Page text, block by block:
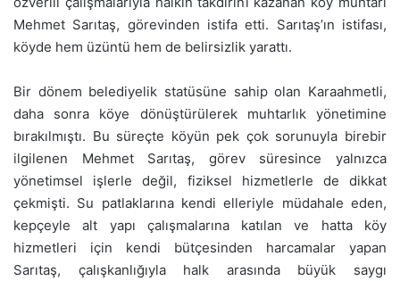
Mehmet Sarıtaş, görevinden istifa etti. Sarıtaş’ın istifası,
köyde hem üzüntü hem de belirsizlik yarattı.
Bir dönem belediyelik statüsüne sahip olan Karaahmetli,
daha sonra köye dönüştürülerek muhtarlık yönetimine
bırakılmıştı. Bu süreçte köyün pek çok sorunuyla birebir
ilgilenen Mehmet Sarıtaş, görev süresince yalnızca
yönetimsel işlerle değil, fiziksel hizmetlerle de dikkat
çekmişti. Su patlaklarına kendi elleriyle müdahale eden,
kepçeyle alt yapı çalışmalarına katılan ve hatta köy
hizmetleri için kendi bütçesinden harcamalar yapan
Sarıtaş, çalışkanlığıyla halk arasında büyük saygı